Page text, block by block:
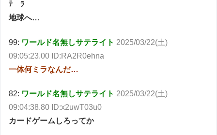
ﾃ ﾗ
地球へ…
99: ワールド名無しサテライト 2025/03/22(土)
09:05:23.00 ID:RA2R0ehna
一体何ミラなんだ…
82: ワールド名無しサテライト 2025/03/22(土)
09:04:38.80 ID:x2uwT03u0
カードゲームしろってか